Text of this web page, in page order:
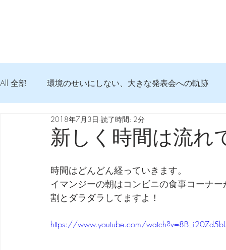
All 全部 環境のせいにしない、大きな発表会への軌跡
弦交換の記録 DTM 始める 知っておきたいコト
Imanjy Studio 使われているモノ 食べんじーの美味
劇団 Avan 劇伴が出来るまでを追ったドキュメンタリー
新しく時間は流れ
2018年7月3日 読了時間: 2分
時間はどんどん経っていきます。
イマンジーの朝はコンビニの食事コーナー
割とダラダラしてますよ！
https://www.youtube.com/